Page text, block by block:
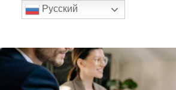
ПерейтиРусский